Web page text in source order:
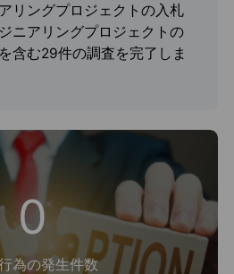
リングプロジェクトの入札
ニアリングプロジェクトの
含む29件の調査を完了しま
0
為の発生件数